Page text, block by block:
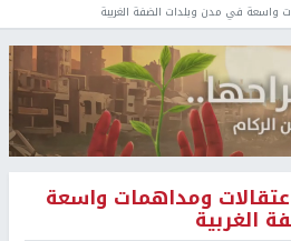
واسعة في مدن وبلدات الضفة الغربية
ومداهمات واسعة
الغربية